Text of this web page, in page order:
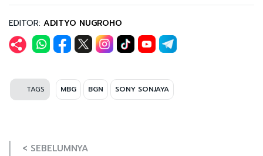
EDITOR: ADITYO NUGROHO
TAGS MBG BGN SONY SONJAYA
< SEBELUMNYA